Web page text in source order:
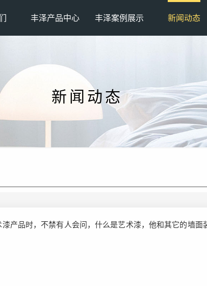
丰泽产品中心 丰泽案例展示 新闻动态
新闻动态
产品时，不禁有人会问，什么是艺术漆，他和其它的墙